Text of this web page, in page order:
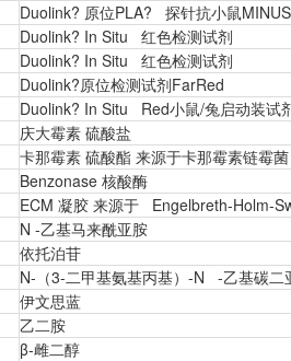
Duolink? 原位PLA? 探针抗小鼠MINUS
Duolink? In Situ 红色检测试剂
Duolink? In Situ 红色检测试剂
Duolink?原位检测试剂FarRed
Duolink? In Situ Red小鼠/兔启动装试
庆大霉素 硫酸盐
卡那霉素 硫酸酯 来源于卡那霉素链霉菌
Benzonase 核酸酶
ECM 凝胶 来源于 Engelbreth-Holm-
N -乙基马来酰亚胺
依托泊苷
N-（3-二甲基氨基丙基）-N -乙基碳二
伊文思蓝
乙二胺
β-雌二醇